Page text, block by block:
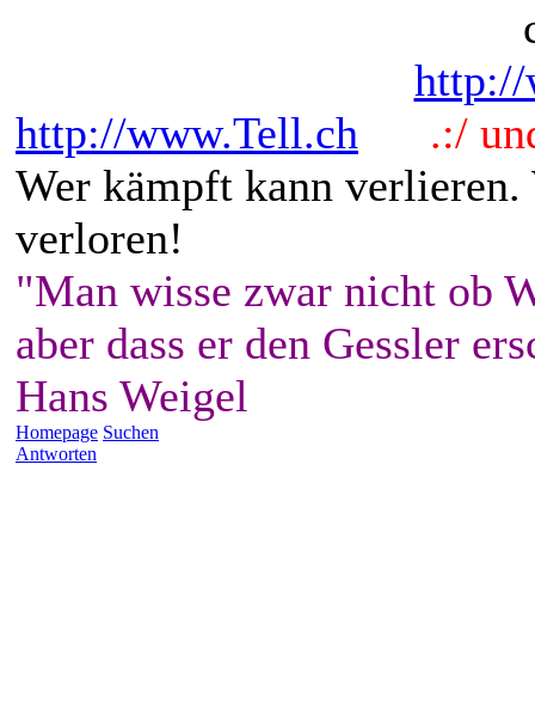
http://
http://www.Tell.ch
.:/
Wer kämpft kann
verloren!
"Man wisse zwar nicht ob
aber dass er den Gessler
Hans Weigel
Homepage Suchen
Antworten